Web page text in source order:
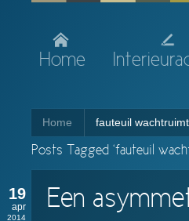
Home
Home fauteuil
Posts Tagged ‘fauteuil
19
apr
2014
Een